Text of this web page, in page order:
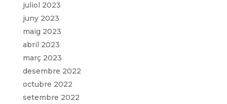
juliol 2023
juny 2023
maig 2023
abril 2023
març 2023
desembre 2022
octubre 2022
setembre 2022